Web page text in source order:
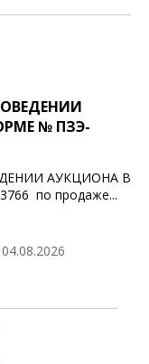
№ ПЗЭ-
АУКЦИОНА В
по продаже...